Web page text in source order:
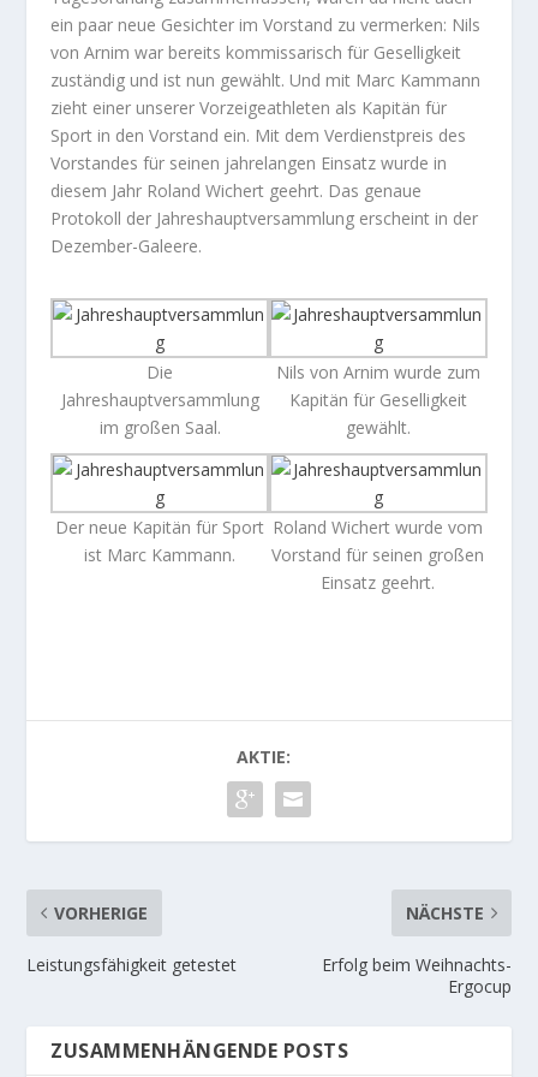
ein paar neue Gesichter im Vorstand zu vermerken: Nils
von Arnim war bereits kommissarisch für Geselligkeit
zuständig und ist nun gewählt. Und mit Marc Kammann
zieht einer unserer Vorzeigeathleten als Kapitän für
Sport in den Vorstand ein. Mit dem Verdienstpreis des
Vorstandes für seinen jahrelangen Einsatz wurde in
diesem Jahr Roland Wichert geehrt. Das genaue
Protokoll der Jahreshauptversammlung erscheint in der
Dezember-Galeere.
Die
Jahreshauptversammlung
im großen Saal.
Nils von Arnim wurde zum
Kapitän für Geselligkeit
gewählt.
Der neue Kapitän für Sport
ist Marc Kammann.
Roland Wichert wurde vom
Vorstand für seinen großen
Einsatz geehrt.
AKTIE:
VORHERIGE
Leistungsfähigkeit getestet
NÄCHSTE
Erfolg beim Weihnachts-
Ergocup
ZUSAMMENHÄNGENDE POSTS